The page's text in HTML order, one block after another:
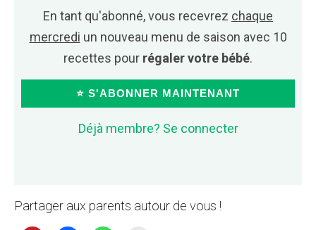
En tant qu'abonné, vous recevrez chaque
mercredi un nouveau menu de saison avec 10
recettes pour régaler votre bébé.
⭐ S'ABONNER MAINTENANT
Déjà membre? Se connecter
Partager aux parents autour de vous !